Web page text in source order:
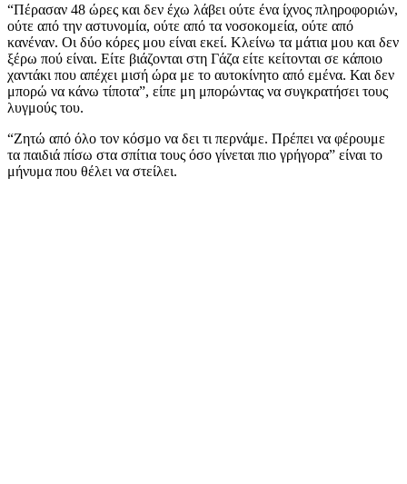
“Πέρασαν 48 ώρες και δεν έχω λάβει ούτε ένα ίχνος πληροφοριών,
ούτε από την αστυνομία, ούτε από τα νοσοκομεία, ούτε από
κανέναν. Οι δύο κόρες μου είναι εκεί. Κλείνω τα μάτια μου και δεν
ξέρω πού είναι. Είτε βιάζονται στη Γάζα είτε κείτονται σε κάποιο
χαντάκι που απέχει μισή ώρα με το αυτοκίνητο από εμένα. Και δεν
μπορώ να κάνω τίποτα”, είπε μη μπορώντας να συγκρατήσει τους
λυγμούς του.
“Ζητώ από όλο τον κόσμο να δει τι περνάμε. Πρέπει να φέρουμε
τα παιδιά πίσω στα σπίτια τους όσο γίνεται πιο γρήγορα” είναι το
μήνυμα που θέλει να στείλει.